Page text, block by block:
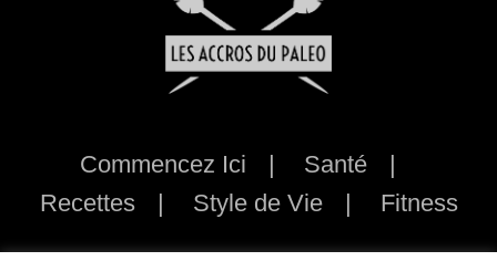
Commencez Ici
Santé
Recettes
Style de Vie Fitness